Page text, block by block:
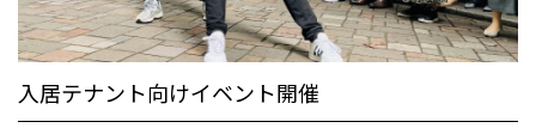
入居テナント向けイベント開催